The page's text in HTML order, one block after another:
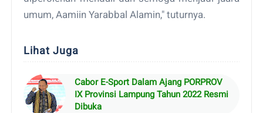
umum, Aamiin Yarabbal Alamin," tuturnya.
Lihat Juga
Cabor E-Sport Dalam Ajang PORPROV
IX Provinsi Lampung Tahun 2022 Resmi
Dibuka